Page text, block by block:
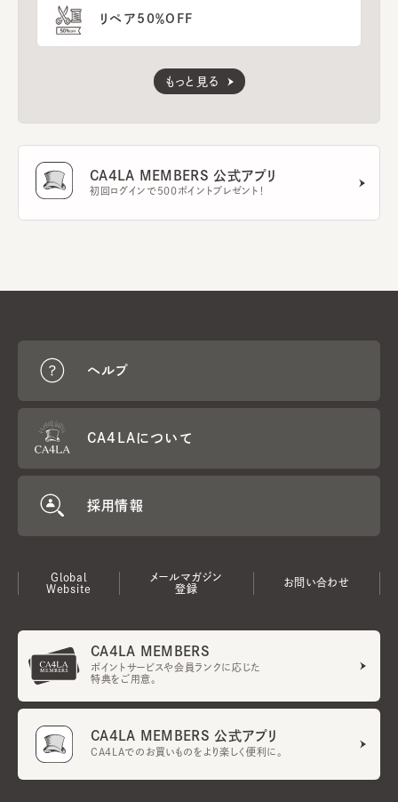
リペア50％OFF
もっと見る
CA4LA MEMBERS 公式アプリ
初回ログインで500ポイントプレゼント！
ヘルプ
CA4LAについて
採用情報
Global
Website
メールマガジン
登録
お問い合わせ
CA4LA MEMBERS
ポイントサービスや会員ランクに応じた
特典をご用意。
CA4LA MEMBERS 公式アプリ
CA4LAでのお買いものをより楽しく便利に。